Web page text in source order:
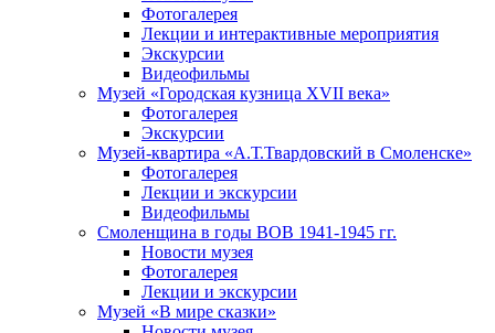
Фотогалерея
Лекции и интерактивные мероприятия
Экскурсии
Видеофильмы
Музей «Городская кузница XVII века»
Фотогалерея
Экскурсии
Музей-квартира «А.Т.Твардовский в Смоленске»
Фотогалерея
Лекции и экскурсии
Видеофильмы
Смоленщина в годы ВОВ 1941-1945 гг.
Новости музея
Фотогалерея
Лекции и экскурсии
Музей «В мире сказки»